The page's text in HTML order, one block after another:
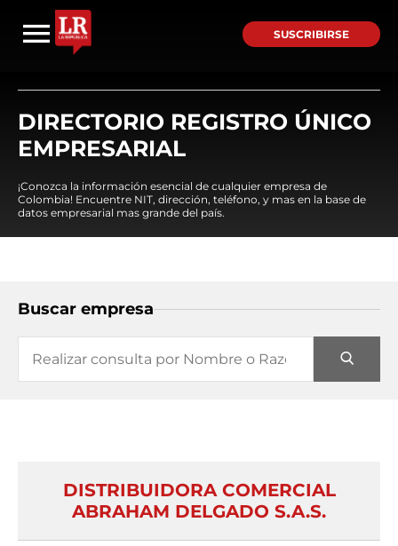
SUSCRIBIRSE
DIRECTORIO REGISTRO ÚNICO
EMPRESARIAL
¡Conozca la información esencial de cualquier empresa de
Colombia! Encuentre NIT, dirección, teléfono, y mas en la base de
datos empresarial mas grande del país.
Buscar empresa
DISTRIBUIDORA COMERCIAL
ABRAHAM DELGADO S.A.S.